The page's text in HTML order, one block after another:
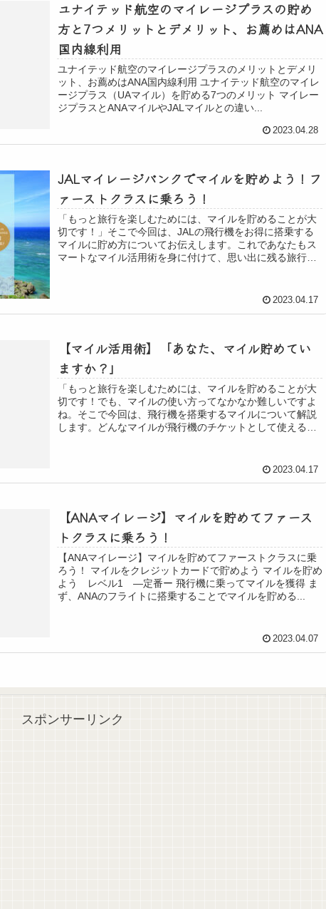
ユナイテッド航空のマイレージプラスの貯め
方と7つメリットとデメリット、お薦めはANA
国内線利用
ユナイテッド航空のマイレージプラスのメリットとデメリ
ット、お薦めはANA国内線利用 ユナイテッド航空のマイレ
ージプラス（UAマイル）を貯める7つのメリット マイレー
ジプラスとANAマイルやJALマイルとの違い...
2023.04.28
JALマイレージバンクでマイルを貯めよう！フ
ァーストクラスに乗ろう！
「もっと旅行を楽しむためには、マイルを貯めることが大
切です！」そこで今回は、JALの飛行機をお得に搭乗する
マイルに貯め方についてお伝えします。これであなたもス
マートなマイル活用術を身に付けて、思い出に残る旅行を
2023.04.17
【マイル活用術】「あなた、マイル貯めてい
ますか？」
「もっと旅行を楽しむためには、マイルを貯めることが大
切です！でも、マイルの使い方ってなかなか難しいですよ
ね。そこで今回は、飛行機を搭乗するマイルについて解説
します。どんなマイルが飛行機のチケットとして使えるの
2023.04.17
【ANAマイレージ】マイルを貯めてファース
トクラスに乗ろう！
【ANAマイレージ】マイルを貯めてファーストクラスに乗
ろう！ マイルをクレジットカードで貯めよう マイルを貯め
よう レベル1 ―定番ー 飛行機に乗ってマイルを獲得 ま
ず、ANAのフライトに搭乗することでマイルを貯める...
2023.04.07
スポンサーリンク